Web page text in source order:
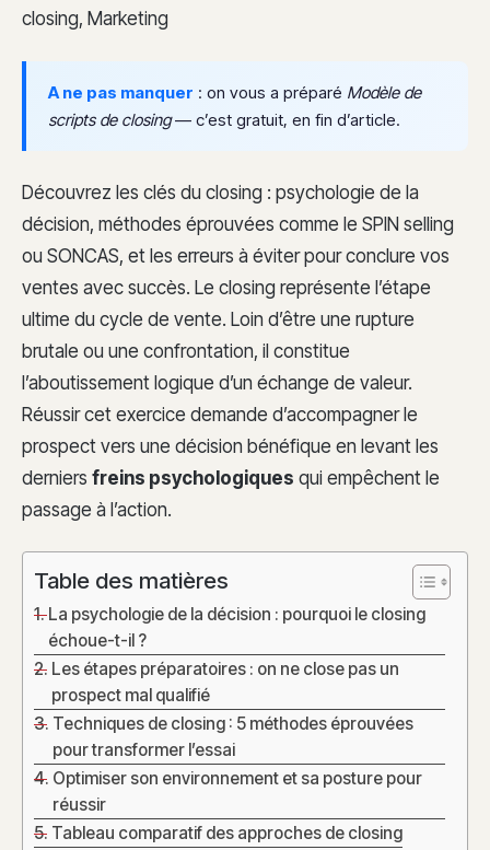
closing, Marketing
A ne pas manquer : on vous a préparé Modèle de
scripts de closing— c’est gratuit, en fin d’article.
Découvrez les clés du closing : psychologie de la
décision, méthodes éprouvées comme le SPIN selling
ou SONCAS, et les erreurs à éviter pour conclure vos
ventes avec succès. Le closing représente l’étape
ultime du cycle de vente. Loin d’être une rupture
brutale ou une confrontation, il constitue
l’aboutissement logique d’un échange de valeur.
Réussir cet exercice demande d’accompagner le
prospect vers une décision bénéfique en levant les
derniers freins psychologiques qui empêchent le
passage à l’action.
Table des matières
La psychologie de la décision : pourquoi le closing
échoue-t-il ?
Les étapes préparatoires : on ne close pas un
prospect mal qualifié
Techniques de closing : 5 méthodes éprouvées
pour transformer l’essai
Optimiser son environnement et sa posture pour
réussir
Tableau comparatif des approches de closing